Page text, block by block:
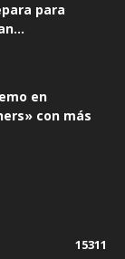
para
en
con más
15311